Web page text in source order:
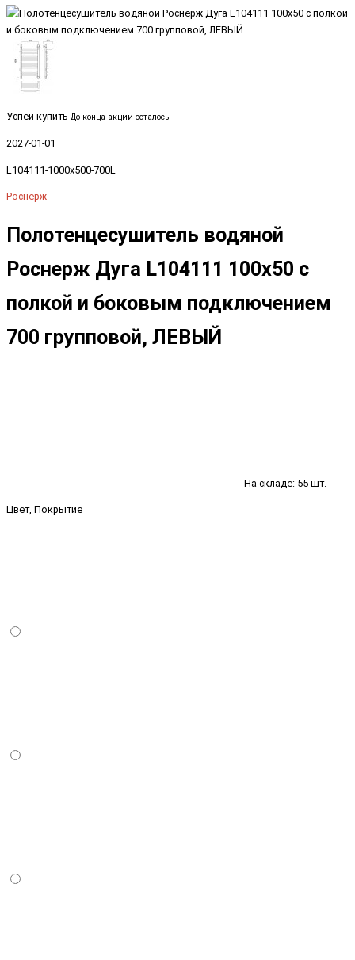
Успей купить До конца акции осталось
2027-01-01
L104111-1000x500-700L
Роснерж
Полотенцесушитель водяной
Роснерж Дуга L104111 100x50 с
полкой и боковым подключением
700 групповой, ЛЕВЫЙ
На складе: 55 шт.
Цвет, Покрытие